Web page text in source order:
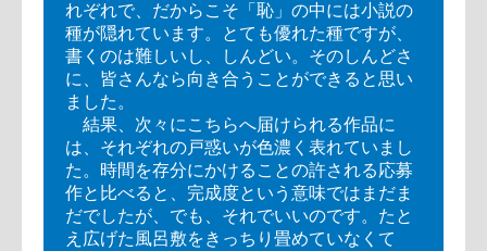
れぞれで、だからこそ「恥」の中には小説の
種が隠れています。とても優れた種ですが、
書くのは難しいし、しんどい。そのしんどさ
に、皆さんなら向き合うことができると思い
ました。
結果、次々にこちらへ届けられる作品に
は、それぞれの戸惑いが色濃く表れていまし
た。時間を存分にかけることの許される応募
作と比べると、完成度という意味ではまだま
だでしたが、でも、それでいいのです。たと
え広げた風呂敷をきっちり畳めていなくて